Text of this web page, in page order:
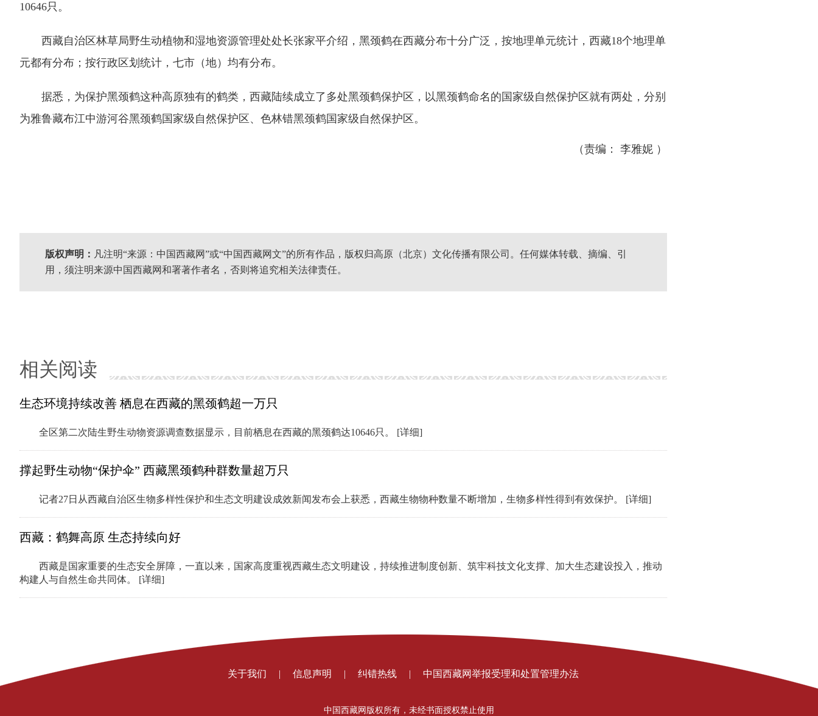
10646只。
西藏自治区林草局野生动植物和湿地资源管理处处长张家平介绍，黑颈鹤在西藏分布十分广泛，按地理单元统计，西藏18个地理单
元都有分布；按行政区划统计，七市（地）均有分布。
据悉，为保护黑颈鹤这种高原独有的鹤类，西藏陆续成立了多处黑颈鹤保护区，以黑颈鹤命名的国家级自然保护区就有两处，分别
为雅鲁藏布江中游河谷黑颈鹤国家级自然保护区、色林错黑颈鹤国家级自然保护区。
（责编： 李雅妮 ）
版权声明： 凡注明“来源：中国西藏网”或“中国西藏网文”的所有作品，版权归高原（北京）文化传播有限公司。任何媒体转载、摘编、引
用，须注明来源中国西藏网和署著作者名，否则将追究相关法律责任。
相关阅读
生态环境持续改善 栖息在西藏的黑颈鹤超一万只
全区第二次陆生野生动物资源调查数据显示，目前栖息在西藏的黑颈鹤达10646只。 [详细]
撑起野生动物“保护伞” 西藏黑颈鹤种群数量超万只
记者27日从西藏自治区生物多样性保护和生态文明建设成效新闻发布会上获悉，西藏生物物种数量不断增加，生物多样性得到有效保护。 [详细]
西藏：鹤舞高原 生态持续向好
西藏是国家重要的生态安全屏障，一直以来，国家高度重视西藏生态文明建设，持续推进制度创新、筑牢科技文化支撑、加大生态建设投入，推动
构建人与自然生命共同体。 [详细]
关于我们 | 信息声明 | 纠错热线 | 中国西藏网举报受理和处置管理办法
中国西藏网版权所有，未经书面授权禁止使用